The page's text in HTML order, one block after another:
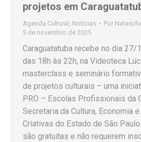
projetos em
Agenda Cultural , Notícias Por
5 de novembro de 2025
Caraguatatuba recebe no dia 27/
das 18h às 22h, na Videoteca
masterclass e seminário
de projetos culturais – uma
PRO – Escolas Profissionais da
Secretaria da Cultura, Economia
Criativas do Estado de São
são gratuitas e não requerem